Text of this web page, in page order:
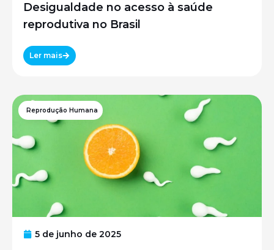
Desigualdade no acesso à saúde
reprodutiva no Brasil
Ler mais
Reprodução Humana
5 de junho de 2025